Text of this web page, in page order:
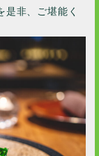
非、ご堪能く